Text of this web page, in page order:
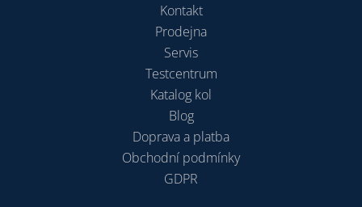
Kontakt
Prodejna
Servis
Testcentrum
Katalog kol
Blog
Doprava a platba
Obchodní podmínky
GDPR